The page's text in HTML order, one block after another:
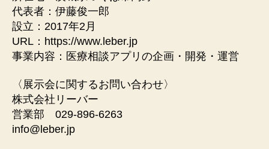
代表者：伊藤俊一郎
設立：2017年2月
URL：https://www.leber.jp
事業内容：医療相談アプリの企画・開発・運営
〈展示会に関するお問い合わせ〉
株式会社リーバー
営業部 029-896-6263
info@leber.jp